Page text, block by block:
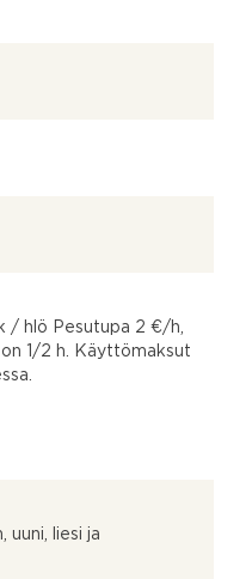
/ hlö Pesutupa 2 €/h,
1/2 h. Käyttömaksut
uuni, liesi ja